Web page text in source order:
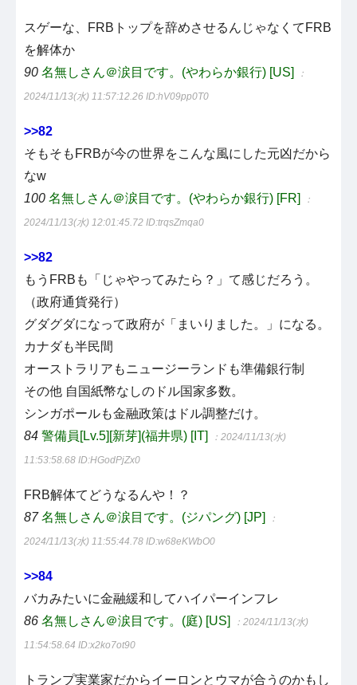
スゲーな、FRBトップを辞めさせるんじゃなくてFRB
を解体か
90 名無しさん＠涙目です。(やわらか銀行) [US] ：
2024/11/13(水) 11:57:12.26 ID:hV09pp0T0
>>82
そもそもFRBが今の世界をこんな風にした元凶だから
なw
100 名無しさん＠涙目です。(やわらか銀行) [FR] ：
2024/11/13(水) 12:01:45.72 ID:trqsZmqa0
>>82
もうFRBも「じゃやってみたら？」て感じだろう。
（政府通貨発行）
グダグダになって政府が「まいりました。」になる。
カナダも半民間
オーストラリアもニュージーランドも準備銀行制
その他 自国紙幣なしのドル国家多数。
シンガポールも金融政策はドル調整だけ。
84 警備員[Lv.5][新芽](福井県) [IT] ：2024/11/13(水)
11:53:58.68 ID:HGodPjZx0
FRB解体てどうなるんや！？
87 名無しさん＠涙目です。(ジパング) [JP] ：
2024/11/13(水) 11:55:44.78 ID:w68eKWbO0
>>84
バカみたいに金融緩和してハイパーインフレ
86 名無しさん＠涙目です。(庭) [US] ：2024/11/13(水)
11:54:58.64 ID:x2ko7ot90
トランプ実業家だからイーロンとウマが合うのかもし